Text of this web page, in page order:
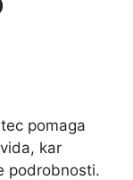
pomaga
kar
podrobnosti.